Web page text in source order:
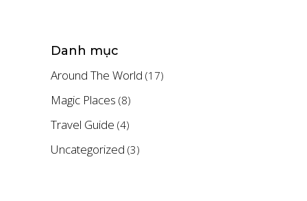
Danh mục
Around The World (17)
Magic Places (8)
Travel Guide (4)
Uncategorized (3)